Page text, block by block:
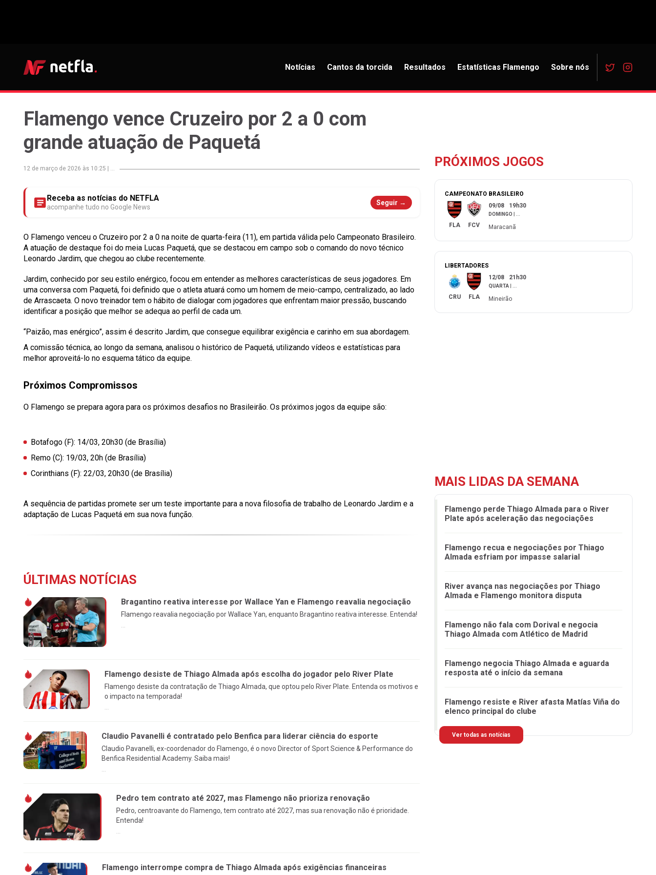
Notícias Cantos da torcida Resultados Estatísticas Flamengo Sobre nós
Flamengo vence Cruzeiro por 2 a 0 com
grande atuação de Paquetá
12 de março de 2026 às 10:25 ...
Receba as notícias do NETFLA
acompanhe tudo no Google News
Seguir →
O Flamengo venceu o Cruzeiro por 2 a 0 na noite de quarta-feira (11), em partida válida pelo Campeonato Brasileiro.
A atuação de destaque foi do meia Lucas Paquetá, que se destacou em campo sob o comando do novo técnico
Leonardo Jardim, que chegou ao clube recentemente.
Jardim, conhecido por seu estilo enérgico, focou em entender as melhores características de seus jogadores. Em
uma conversa com Paquetá, foi definido que o atleta atuará como um homem de meio-campo, centralizado, ao lado
de Arrascaeta. O novo treinador tem o hábito de dialogar com jogadores que enfrentam maior pressão, buscando
identificar a posição que melhor se adequa ao perfil de cada um.
“Paizão, mas enérgico”, assim é descrito Jardim, que consegue equilibrar exigência e carinho em sua abordagem.
A comissão técnica, ao longo da semana, analisou o histórico de Paquetá, utilizando vídeos e estatísticas para
melhor aproveitá-lo no esquema tático da equipe.
Próximos Compromissos
O Flamengo se prepara agora para os próximos desafios no Brasileirão. Os próximos jogos da equipe são:
Botafogo (F): 14/03, 20h30 (de Brasília)
Remo (C): 19/03, 20h (de Brasília)
Corinthians (F): 22/03, 20h30 (de Brasília)
A sequência de partidas promete ser um teste importante para a nova filosofia de trabalho de Leonardo Jardim e a
adaptação de Lucas Paquetá em sua nova função.
ÚLTIMAS NOTÍCIAS
Bragantino reativa interesse por Wallace Yan e Flamengo reavalia negociação
Flamengo reavalia negociação por Wallace Yan, enquanto Bragantino reativa interesse. Entenda!
...
Flamengo desiste de Thiago Almada após escolha do jogador pelo River Plate
Flamengo desiste da contratação de Thiago Almada, que optou pelo River Plate. Entenda os motivos e
o impacto na temporada!
Claudio Pavanelli é contratado pelo Benfica para liderar ciência do esporte
Claudio Pavanelli, ex-coordenador do Flamengo, é o novo Director of Sport Science & Performance do
Benfica Residential Academy. Saiba mais!
...
Pedro tem contrato até 2027, mas Flamengo não prioriza renovação
Pedro, centroavante do Flamengo, tem contrato até 2027, mas sua renovação não é prioridade.
Entenda!
...
Flamengo interrompe compra de Thiago Almada após exigências financeiras
PRÓXIMOS JOGOS
CAMPEONATO BRASILEIRO
FLA FCV
09/08 19h30
DOMINGO
Maracanã
LIBERTADORES
CRU FLA
12/08 21h30
QUARTA
Mineirão
MAIS LIDAS DA SEMANA
Flamengo perde Thiago Almada para o River
Plate após aceleração das negociações
Flamengo recua e negociações por Thiago
Almada esfriam por impasse salarial
River avança nas negociações por Thiago
Almada e Flamengo monitora disputa
Flamengo não fala com Dorival e negocia
Thiago Almada com Atlético de Madrid
Flamengo negocia Thiago Almada e aguarda
resposta até o início da semana
Flamengo resiste e River afasta Matías Viña do
elenco principal do clube
Ver todas as notícias